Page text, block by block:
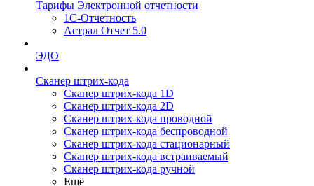
Тарифы Электронной отчетности
1С-Отчетность
Астрал Отчет 5.0
ЭДО
Сканер штрих-кода
Сканер штрих-кода 1D
Сканер штрих-кода 2D
Сканер штрих-кода проводной
Сканер штрих-кода беспроводной
Сканер штрих-кода стационарный
Сканер штрих-кода встраиваемый
Сканер штрих-кода ручной
Ещё